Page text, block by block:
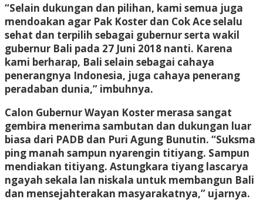
“Selain dukungan dan pilihan, kami semua juga
mendoakan agar Pak Koster dan Cok Ace selalu
sehat dan terpilih sebagai gubernur serta wakil
gubernur Bali pada 27 Juni 2018 nanti. Karena
kami berharap, Bali selain sebagai cahaya
penerangnya Indonesia, juga cahaya penerang
peradaban dunia,” imbuhnya.
Calon Gubernur Wayan Koster merasa sangat
gembira menerima sambutan dan dukungan luar
biasa dari PADB dan Puri Agung Bunutin. “Suksma
ping manah sampun nyarengin titiyang. Sampun
mendiakan titiyang. Astungkara tiyang lascarya
ngayah sekala lan niskala untuk membangun Bali
dan mensejahterakan masyarakatnya,” ujarnya.